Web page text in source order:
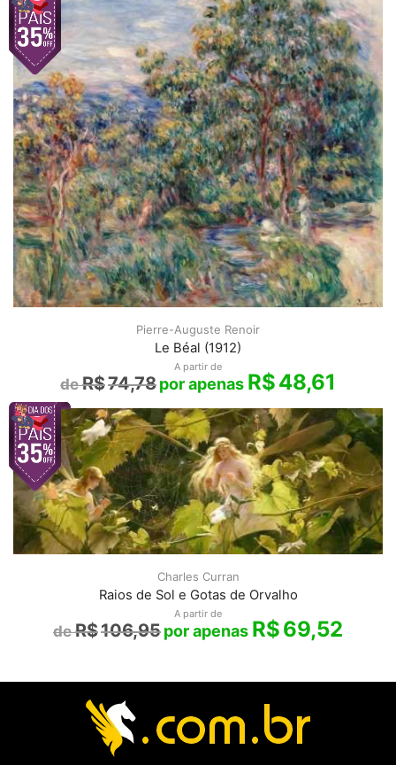
Pierre-Auguste Renoir
Le Béal (1912)
A partir de
R$74,78 R$48,61
Charles Curran
Raios de Sol e Gotas de Orvalho
A partir de
R$106,95 R$69,52